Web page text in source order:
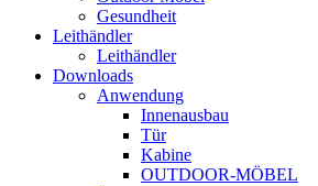
Gesundheit
Leithändler
Leithändler
Downloads
Anwendung
Innenausbau
Tür
Kabine
OUTDOOR-MÖBEL